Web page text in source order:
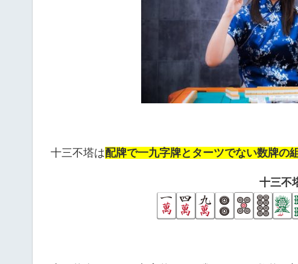
十三不塔は配牌で一九字牌とターツでない数牌の
十三不